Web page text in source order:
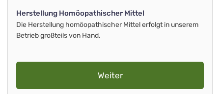
Herstellung Homöopathischer Mittel
Die Herstellung homöopathischer Mittel erfolgt in unserem
Betrieb großteils von Hand.
Weiter